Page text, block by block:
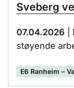
Sveberg
07.04.2026 |
støyende
E6 Ranheim –